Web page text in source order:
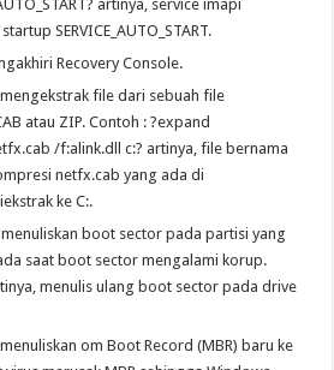
artinya, service imapi
SERVICE_AUTO_START.
Recovery Console.
file dari sebuah file
atau ZIP. Contoh : ?expand
/f:alink.dll c:? artinya, file bernama
netfx.cab yang ada di
ke C:.
boot sector pada partisi yang
saat boot sector mengalami korup.
menulis ulang boot sector pada drive
om Boot Record (MBR) baru ke